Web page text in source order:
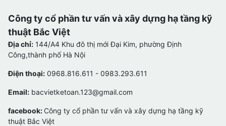
Công ty cổ phần tư vấn và xây dựng hạ tầng kỹ
thuật Bắc Việt
Địa chỉ: 144/A4 Khu đô thị mới Đại Kim, phường Định
Công,thành phố Hà Nội
Điện thoại: 0968.816.611 - 0983.293.611
Email: bacvietketoan.123@gmail.com
facebook: Công ty cổ phần tư vấn và xây dựng hạ tầng kỹ
thuật Bắc Việt